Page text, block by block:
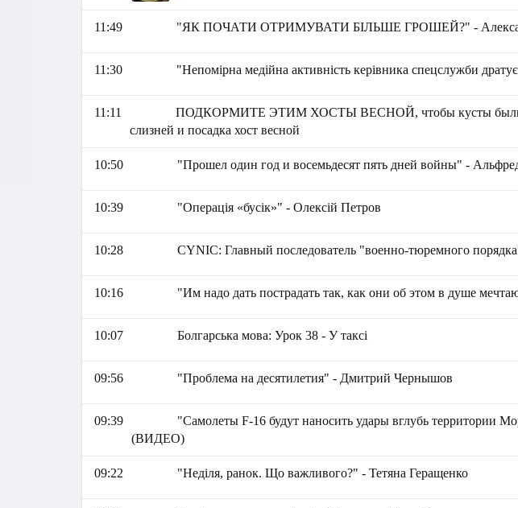
11:49 "ЯК ПОЧАТИ ОТРИМУВАТИ БІЛЬШЕ ГРОШЕЙ?" -
11:30 "Непомірна медійна активність керівника спецслужби
11:11
ПОДКОРМИТЕ ЭТИМ ХОСТЫ ВЕСНОЙ, чтобы кусты были
слизней и посадка хост весной
10:50 "Прошел один год и восемьдесят пять дней войны" -
10:39 "Операція «бусік»" - Олексій Петров
10:28 СYNIC: Главный последователь "военно-тюремного
10:16 "Им надо дать пострадать так, как они об этом в душе
10:07 Болгарська мова: Урок 38 - У таксі
09:56 "Проблема на десятилетия" - Дмитрий Чернышов
09:39
"Самолеты F-16 будут наносить удары вглубь территории
(ВИДЕО)
09:22 "Неділя, ранок. Що важливого?" - Тетяна Геращенко